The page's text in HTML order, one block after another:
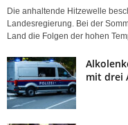
Die anhaltende Hitzewelle
Landesregierung. Bei der
Land die Folgen der hohen
mit drei